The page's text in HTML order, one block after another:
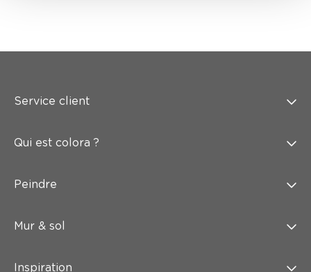
Service client
Qui est colora ?
Peindre
Mur & sol
Inspiration